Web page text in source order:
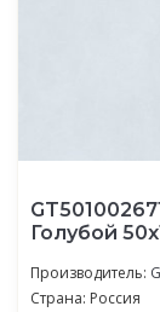
Голубой
Производитель:
Страна: Россия